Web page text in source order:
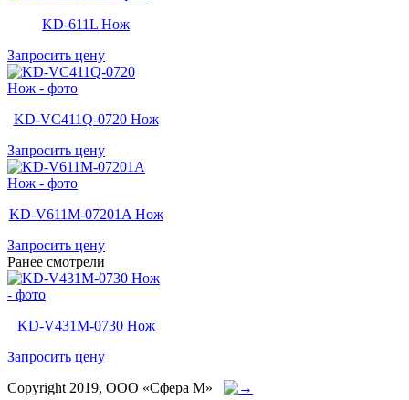
KD-611L Нож
Запросить цену
KD-VC411Q-0720 Нож
Запросить цену
KD-V611M-07201A Нож
Запросить цену
Ранее смотрели
KD-V431M-0730 Нож
Запросить цену
Copyright 2019, ООО «Сфера М»